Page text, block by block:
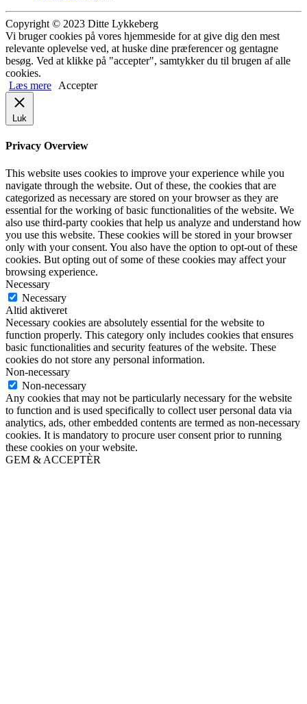
Copyright © 2023 Ditte Lykkeberg
Vi bruger cookies på vores hjemmeside for at give dig den mest
relevante oplevelse ved, at huske dine præferencer og gentagne
besøg. Ved at klikke på "accepter", samtykker du til brugen af alle
cookies.
Læs mere
Accepter
Luk
Privacy Overview
This website uses cookies to improve your experience while you
navigate through the website. Out of these, the cookies that are
categorized as necessary are stored on your browser as they are
essential for the working of basic functionalities of the website. We
also use third-party cookies that help us analyze and understand how
you use this website. These cookies will be stored in your browser
only with your consent. You also have the option to opt-out of these
cookies. But opting out of some of these cookies may affect your
browsing experience.
Necessary
Necessary
Altid aktiveret
Necessary cookies are absolutely essential for the website to
function properly. This category only includes cookies that ensures
basic functionalities and security features of the website. These
cookies do not store any personal information.
Non-necessary
Non-necessary
Any cookies that may not be particularly necessary for the website
to function and is used specifically to collect user personal data via
analytics, ads, other embedded contents are termed as non-necessary
cookies. It is mandatory to procure user consent prior to running
these cookies on your website.
GEM & ACCEPTÈR